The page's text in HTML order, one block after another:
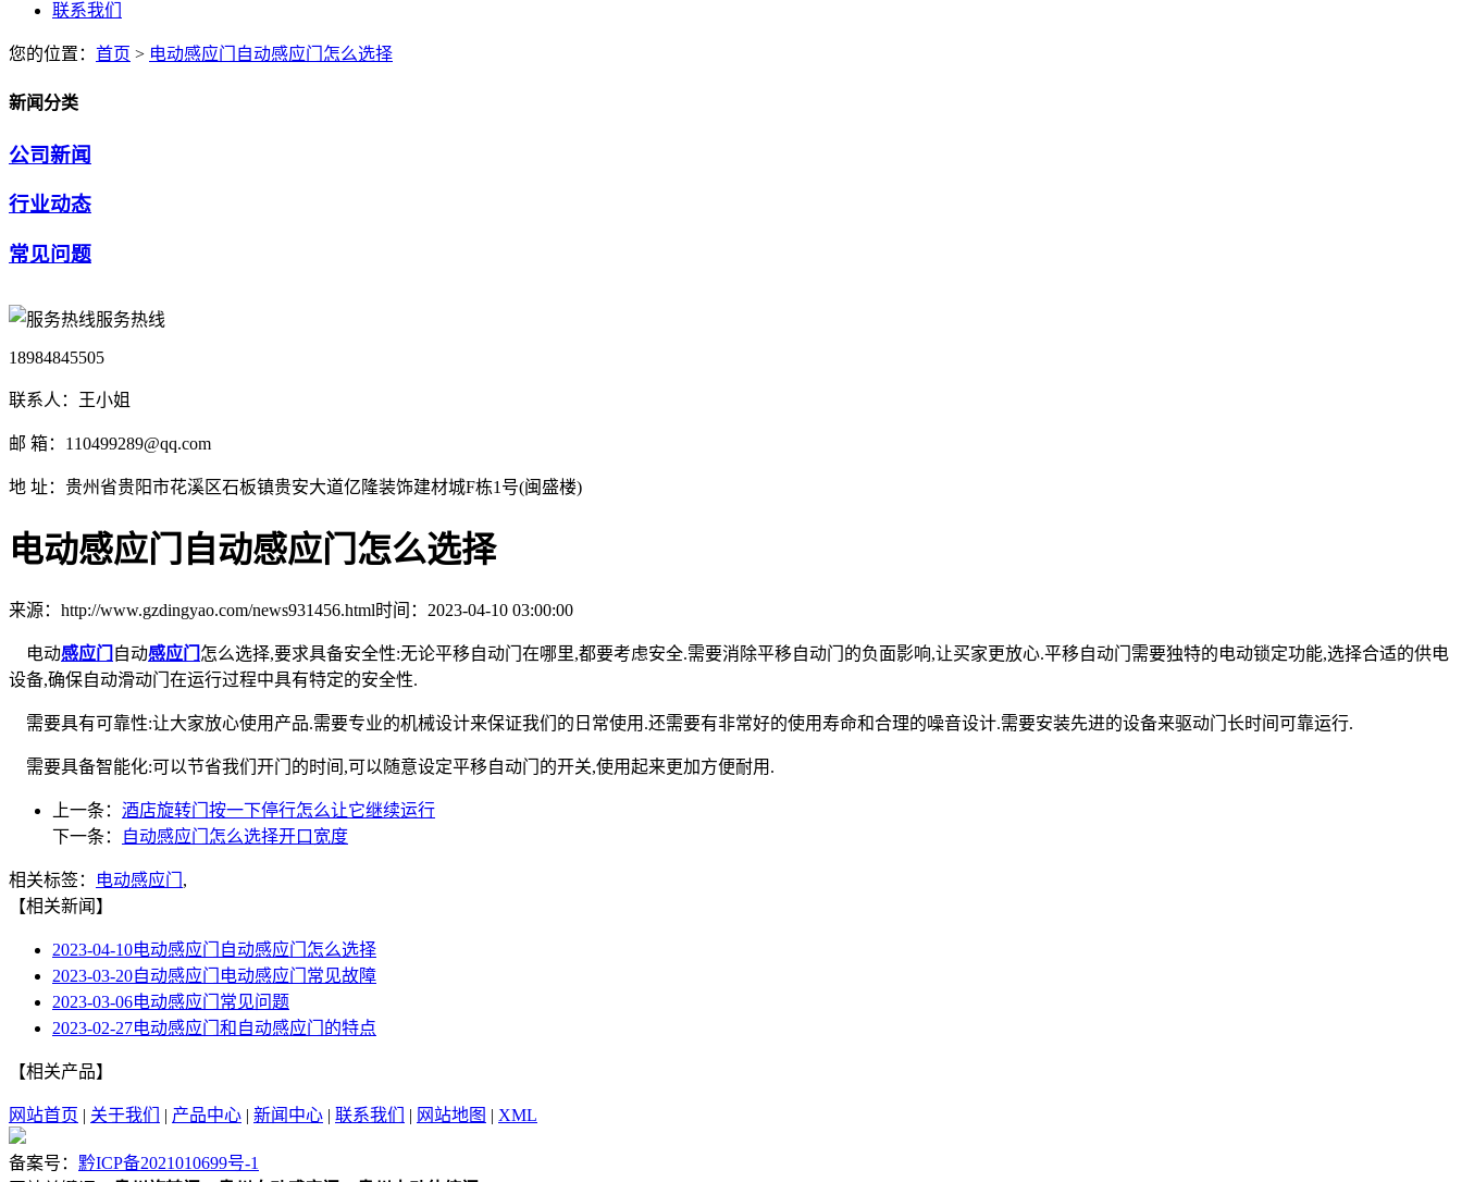
联系我们
您的位置： 首页 > 电动感应门自动感应门怎么选择
新闻分类
公司新闻
行业动态
常见问题
服务热线
18984845505
联系人：王小姐
邮 箱：110499289@qq.com
地 址：贵州省贵阳市花溪区石板镇贵安大道亿隆装饰建材城F栋1号(闽盛楼)
电动感应门自动感应门怎么选择
来源：http://www.gzdingyao.com/news931456.html时间：2023-04-10 03:00:00
电动感应门 自动感应门 怎么选择,要求具备安全性:无论平移自动门在哪里,都要考虑安全.需要消除平移自动门的负面影响,让买家更放心.平移自动门需要独特的电动锁定功能,选择合适的供电
设备,确保自动滑动门在运行过程中具有特定的安全性.
需要具有可靠性:让大家放心使用产品.需要专业的机械设计来保证我们的日常使用.还需要有非常好的使用寿命和合理的噪音设计.需要安装先进的设备来驱动门长时间可靠运行.
需要具备智能化:可以节省我们开门的时间,可以随意设定平移自动门的开关,使用起来更加方便耐用.
上一条： 酒店旋转门按一下停行怎么让它继续运行
下一条：
自动感应门怎么选择开口宽度
相关标签： 电动感应门 ,
【相关新闻】
2023-04-10电动感应门自动感应门怎么选择
2023-03-20自动感应门电动感应门常见故障
2023-03-06电动感应门常见问题
2023-02-27电动感应门和自动感应门的特点
【相关产品】
网站首页 | 关于我们 | 产品中心 | 新闻中心 | 联系我们 | 网站地图 | XML
备案号： 黔ICP备2021010699号-1